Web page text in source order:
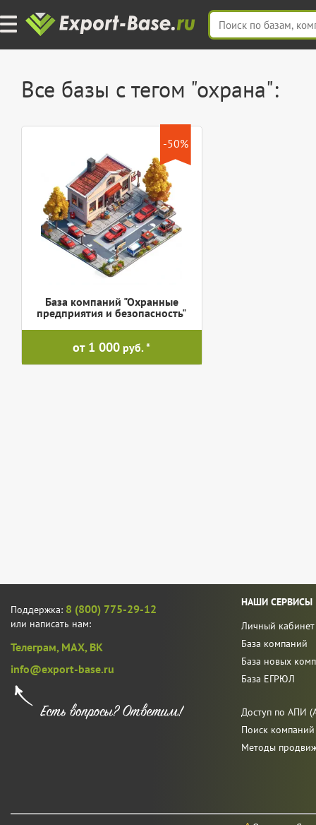
Все базы с тегом "охрана":
-50%
База компаний "Охранные
предприятия и безопасность"
от 1 000 руб.
Поддержка: 8 (800) 775-29-12
или написать нам:
Телеграм, MAX, ВК
info@export-base.ru
НАШИ СЕРВИСЫ
Личный кабинет
База компаний
База новых
База ЕГРЮЛ
Доступ по АПИ
Поиск
Методы